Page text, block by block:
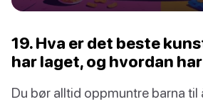
19. Hva er det beste
har laget, og hvordan
Du bør alltid oppmuntre barna til